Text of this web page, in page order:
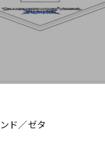
ド／ゼタ